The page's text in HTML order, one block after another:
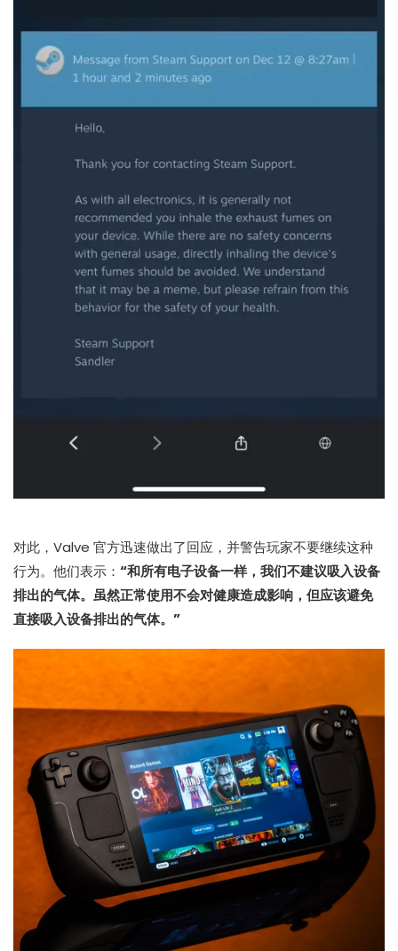
对此，Valve 官方迅速做出了回应，并警告玩家不要继续这种
行为。他们表示： “和所有电子设备一样，我们不建议吸入设备
排出的气体。虽然正常使用不会对健康造成影响，但应该避免
直接吸入设备排出的气体。”